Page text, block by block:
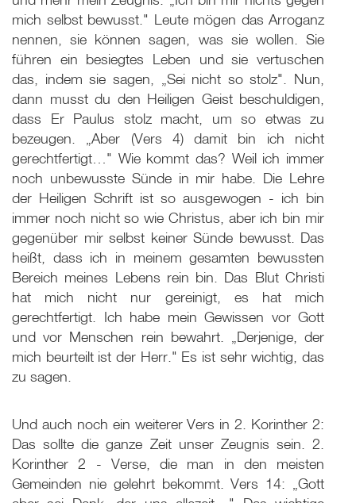
mich selbst bewusst." Leute mögen das Arroganz
nennen, sie können sagen, was sie wollen. Sie
führen ein besiegtes Leben und sie vertuschen
das, indem sie sagen, „Sei nicht so stolz". Nun,
dann musst du den Heiligen Geist beschuldigen,
dass Er Paulus stolz macht, um so etwas zu
bezeugen. „Aber (Vers 4) damit bin ich nicht
gerechtfertigt…" Wie kommt das? Weil ich immer
noch unbewusste Sünde in mir habe. Die Lehre
der Heiligen Schrift ist so ausgewogen - ich bin
immer noch nicht so wie Christus, aber ich bin mir
gegenüber mir selbst keiner Sünde bewusst. Das
heißt, dass ich in meinem gesamten bewussten
Bereich meines Lebens rein bin. Das Blut Christi
hat mich nicht nur gereinigt, es hat mich
gerechtfertigt. Ich habe mein Gewissen vor Gott
und vor Menschen rein bewahrt. „Derjenige, der
mich beurteilt ist der Herr." Es ist sehr wichtig, das
zu sagen.
Und auch noch ein weiterer Vers in 2. Korinther 2:
Das sollte die ganze Zeit unser Zeugnis sein. 2.
Korinther 2 - Verse, die man in den meisten
Gemeinden nie gelehrt bekommt. Vers 14: „Gott